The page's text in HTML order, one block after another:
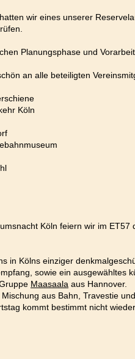
wir eines unserer
Planungsphase und
an alle beteiligten
Köln
Köln feiern wir im
in Kölns einziger
sowie ein ausgewähltes
Maasaala aus Hannover.
aus Bahn, Travestie
kommt bestimmt nicht